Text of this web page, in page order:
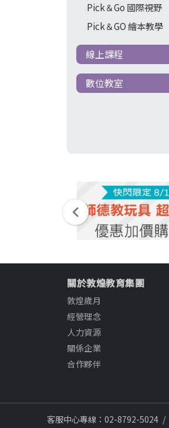
Pick＆Go 國際視野
Pick＆GO 繪本教學
線上課程
數位教室
關於敦煌教育集團
敦煌歲月
經營理念
人力資源
關係企業
合作夥伴
客服中心專線：02-8792-5024 /